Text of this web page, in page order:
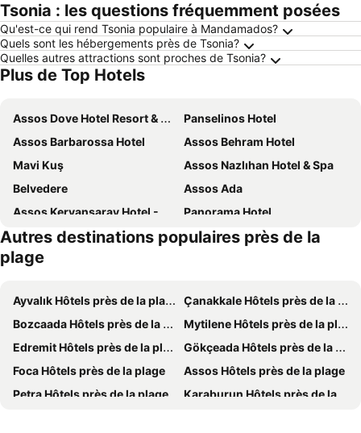
Tsonia : les questions fréquemment posées
Qu'est-ce qui rend Tsonia populaire à Mandamados?
Quels sont les hébergements près de Tsonia?
Quelles autres attractions sont proches de Tsonia?
Plus de Top Hotels
Assos Dove Hotel Resort & Spa
Panselinos Hotel
Assos Barbarossa Hotel
Assos Behram Hotel
Mavi Kuş
Assos Nazlıhan Hotel & Spa
Belvedere
Assos Ada
Assos Kervansaray Hotel - Special Category
Panorama Hotel
Assos Alis Farm Boutique & Spa
Assos Troy Beach Hotel
Delfinia
Assos Park Hotel
Club Kavala Beach Hotel Assos
Limonata Hotel Assos
Assos Zeytinhan Hotel
Olive Press Hotel
Aphrodite Hotel
Assos Kadırga Hotel
Marilena
Assos Longevity Hotel
Theofilos Classic Hotel
Autres destinations populaires près de la
plage
Ayvalık Hôtels près de la plage
Çanakkale Hôtels près de la plage
Bozcaada Hôtels près de la plage
Mytilene Hôtels près de la plage
Edremit Hôtels près de la plage
Gökçeada Hôtels près de la plage
Foca Hôtels près de la plage
Assos Hôtels près de la plage
Petra Hôtels près de la plage
Karaburun Hôtels près de la plage